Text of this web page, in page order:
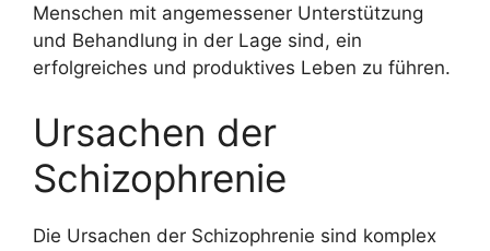
Menschen mit angemessener Unterstützung
und Behandlung in der Lage sind, ein
erfolgreiches und produktives Leben zu führen.
Ursachen der
Schizophrenie
Die Ursachen der Schizophrenie sind komplex